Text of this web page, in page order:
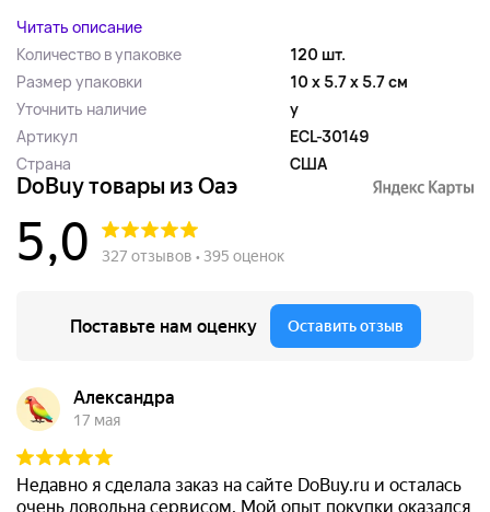
Читать описание
Количество в упаковке
120 шт.
Размер упаковки
10 x 5.7 x 5.7 см
Уточнить наличие
y
Артикул
ECL-30149
Страна
США